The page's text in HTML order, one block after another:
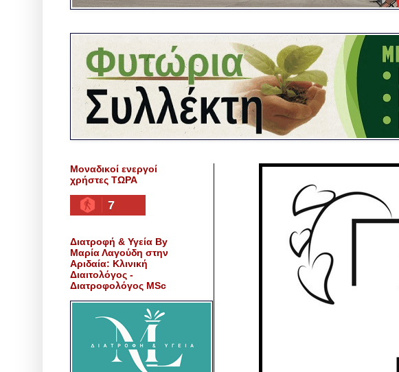
Μοναδικοί ενεργοί
χρήστες ΤΩΡΑ
7
Διατροφή & Υγεία By
Μαρία Λαγούδη στην
Αριδαία: Κλινική
Διαιτολόγος -
Διατροφολόγος MSc